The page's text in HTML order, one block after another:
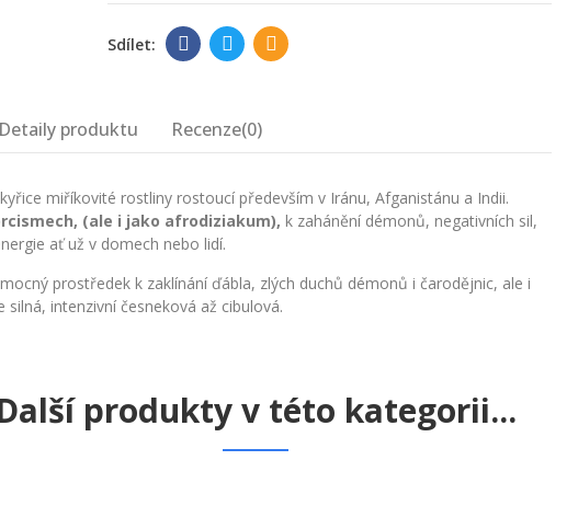
Detaily produktu Recenze(0)
miříkovité rostliny rostoucí především v Iránu, Afganistánu a Indii.
(ale i jako afrodiziakum), k zahánění démonů, negativních sil,
ať už v domech nebo lidí.
prostředek k zaklínání ďábla, zlých duchů démonů i čarodějnic, ale i
intenzivní česneková až cibulová.
produkty v této kategorii...